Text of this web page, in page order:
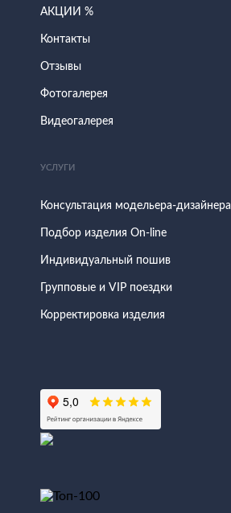
АКЦИИ %
Контакты
Отзывы
Фотогалерея
Видеогалерея
УСЛУГИ
Консультация модельера-дизайнера
Подбор изделия On-line
Индивидуальный пошив
Групповые и VIP поездки
Корректировка изделия